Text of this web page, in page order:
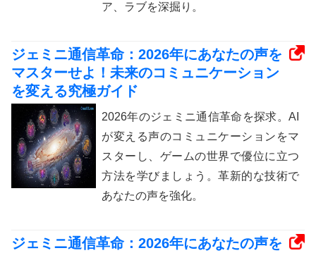
ア、ラブを深掘り。
ジェミニ通信革命：2026年にあなたの声を
マスターせよ！未来のコミュニケーション
を変える究極ガイド
2026年のジェミニ通信革命を探求。AI
が変える声のコミュニケーションをマ
スターし、ゲームの世界で優位に立つ
方法を学びましょう。革新的な技術で
あなたの声を強化。
ジェミニ通信革命：2026年にあなたの声を